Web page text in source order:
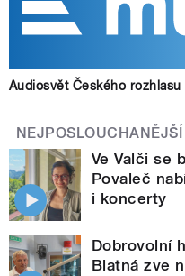
Audiosvět Českého
NEJPOSLOUCHANĚJŠÍ
Ve Valči se
Povaleč
i koncerty
Dobrovolní
Blatná zve